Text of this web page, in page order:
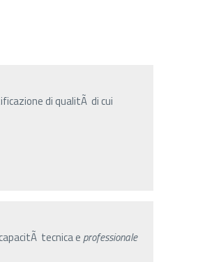
di qualitÃ di cui
tecnica eprofessionale